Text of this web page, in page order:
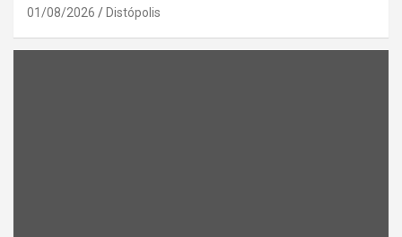
01/08/2026 Distópolis